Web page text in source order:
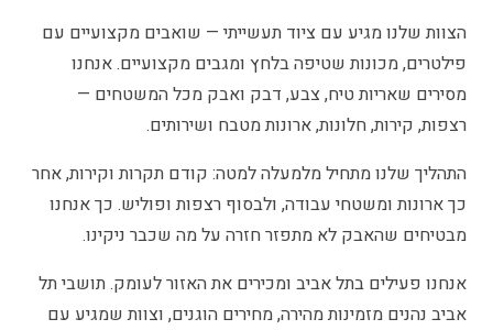
הצוות שלנו מגיע עם ציוד תעשייתי — שואבים מקצועיים עם
פילטרים, מכונות שטיפה בלחץ ומגבים מקצועיים. אנחנו
מסירים שאריות טיח, צבע, דבק ואבק מכל המשטחים —
רצפות, קירות, חלונות, ארונות מטבח ושירותים.
התהליך שלנו מתחיל מלמעלה למטה: קודם תקרות וקירות, אחר
כך ארונות ומשטחי עבודה, ולבסוף רצפות ופוליש. כך אנחנו
מבטיחים שהאבק לא מתפזר חזרה על מה שכבר ניקינו.
אנחנו פעילים בתל אביב ומכירים את האזור לעומק. תושבי תל
אביב נהנים מזמינות מהירה, מחירים הוגנים, וצוות שמגיע עם